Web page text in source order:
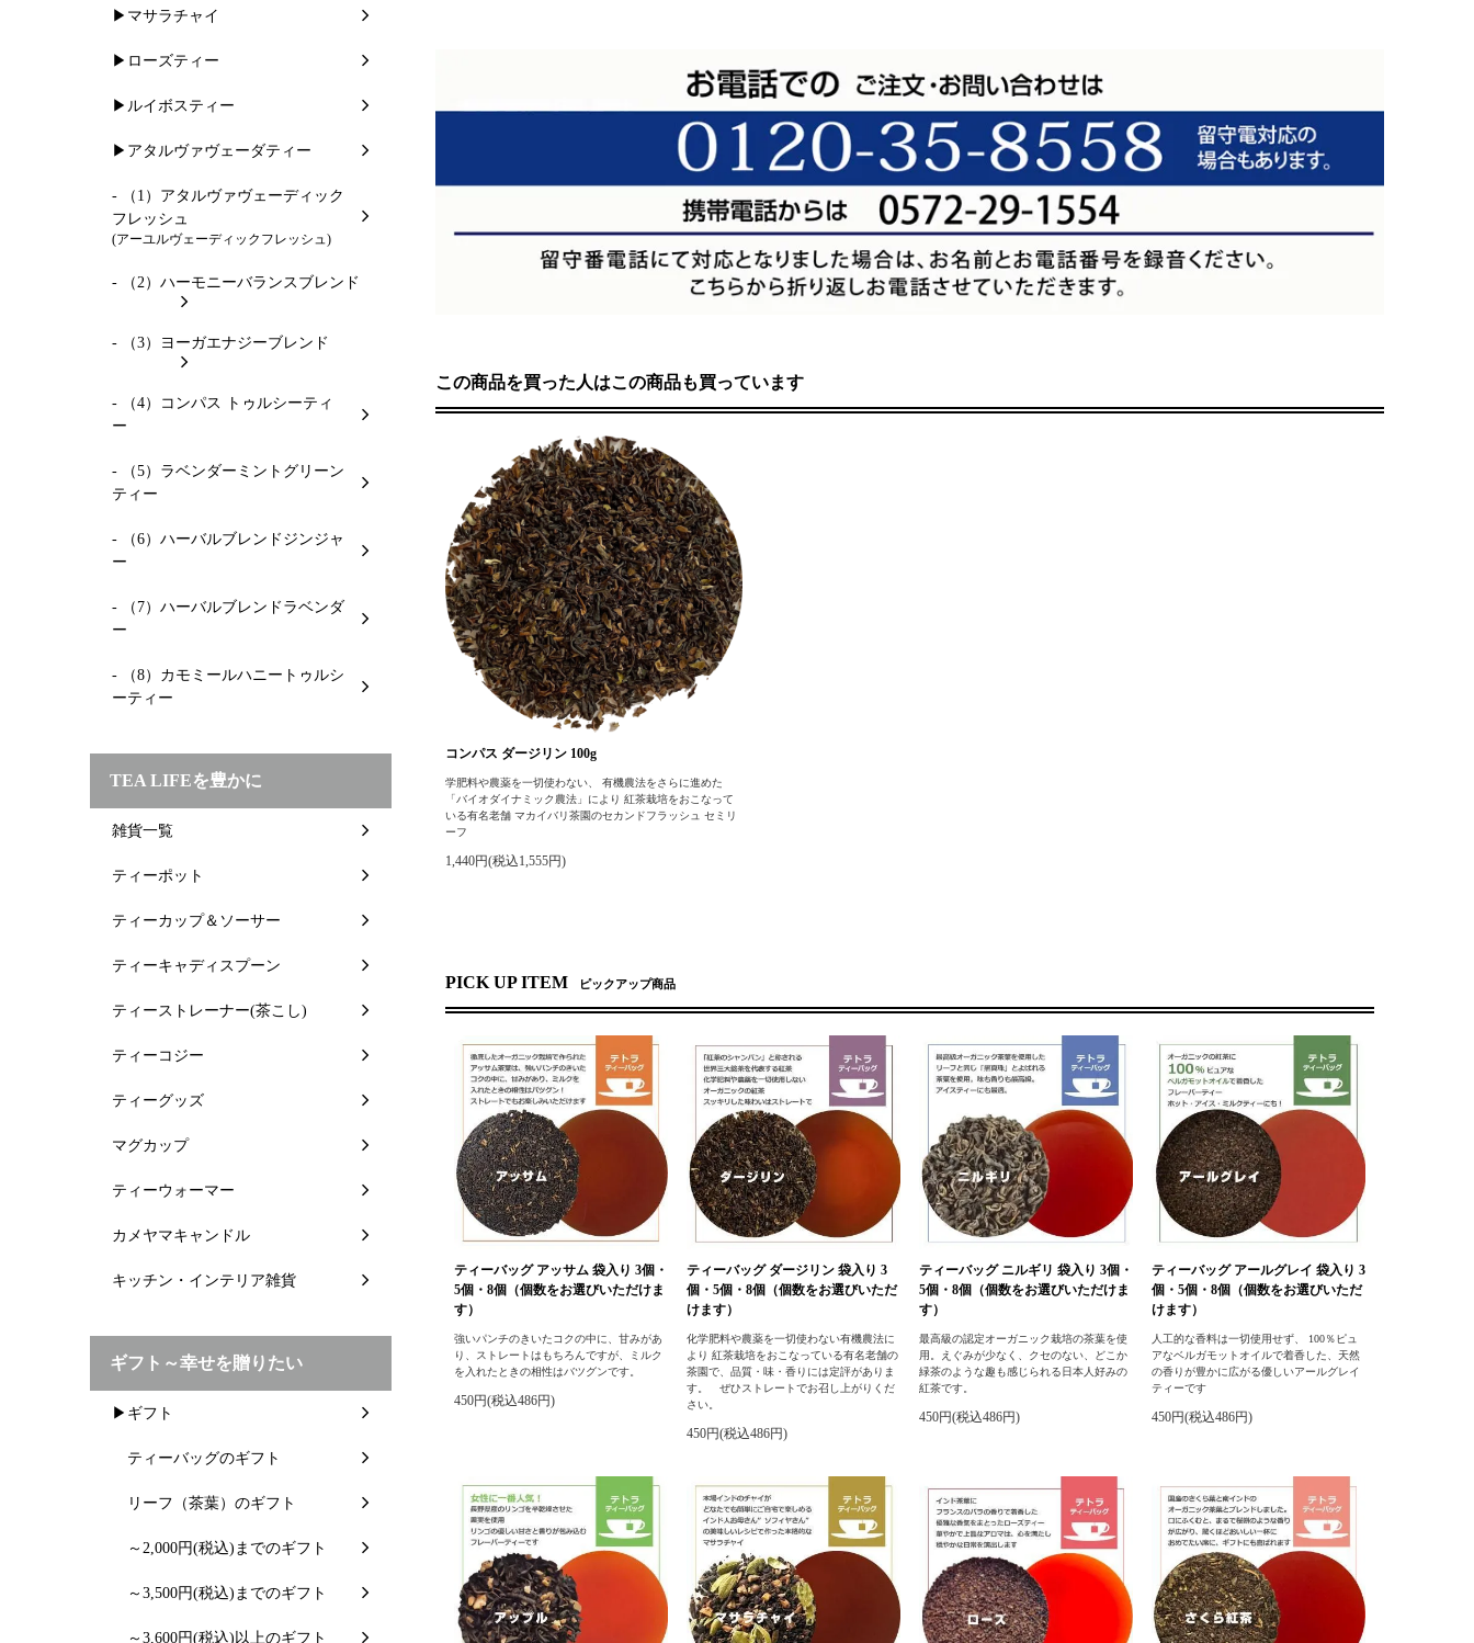
この商品を買った人はこの商品も買っています
コンパス ダージリン 100g
学肥料や農薬を一切使わない、 有機農法をさらに進めた
「バイオダイナミック農法」により 紅茶栽培をおこなって
いる有名老舗 マカイバリ茶園のセカンドフラッシュ セミリ
ーフ
1,440円(税込1,555円)
PICK UP ITEM ピックアップ商品
ティーバッグ アッサム 袋入り 3個・
5個・8個（個数をお選びいただけま
す）
強いパンチのきいたコクの中に、甘みがあ
り、ストレートはもちろんですが、ミルク
を入れたときの相性はバツグンです。
450円(税込486円)
ティーバッグ ダージリン 袋入り 3
個・5個・8個（個数をお選びいただ
けます）
化学肥料や農薬を一切使わない有機農法に
より 紅茶栽培をおこなっている有名老舗の
茶園で、品質・味・香りには定評がありま
す。 ぜひストレートでお召し上がりくだ
さい。
450円(税込486円)
ティーバッグ ニルギリ 袋入り 3個・
5個・8個（個数をお選びいただけま
す）
最高級の認定オーガニック栽培の茶葉を使
用。えぐみが少なく、クセのない、どこか
緑茶のような趣も感じられる日本人好みの
紅茶です。
450円(税込486円)
ティーバッグ アールグレイ 袋入り 3
個・5個・8個（個数をお選びいただ
けます）
人工的な香料は一切使用せず、 100％ピュ
アなベルガモットオイルで着香した、天然
の香りが豊かに広がる優しいアールグレイ
ティーです
450円(税込486円)
▶マサラチャイ
▶ローズティー
▶ルイボスティー
▶アタルヴァヴェーダティー
- （1）アタルヴァヴェーディック
フレッシュ
(アーユルヴェーディックフレッシュ)
- （2）ハーモニーバランスブレンド
- （3）ヨーガエナジーブレンド
- （4）コンパス トゥルシーティ
ー
- （5）ラベンダーミントグリーン
ティー
- （6）ハーバルブレンドジンジャ
ー
- （7）ハーバルブレンドラベンダ
ー
- （8）カモミールハニートゥルシ
ーティー
TEA LIFEを豊かに
雑貨一覧
ティーポット
ティーカップ＆ソーサー
ティーキャディスプーン
ティーストレーナー(茶こし)
ティーコジー
ティーグッズ
マグカップ
ティーウォーマー
カメヤマキャンドル
キッチン・インテリア雑貨
ギフト～幸せを贈りたい
▶ギフト
ティーバッグのギフト
リーフ（茶葉）のギフト
～2,000円(税込)までのギフト
～3,500円(税込)までのギフト
～3,600円(税込)以上のギフト